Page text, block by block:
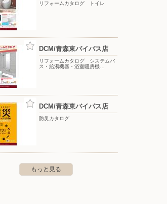
DCM/柏店
〒038-3103 つがる市柏上古川房田145-1
〒030-0948 青森県青森市虹ヶ丘二丁目1番1号
リフォームカタログ トイレ
DCM/青森東バイパス店
リフォームカタログ システムバ
ス・給湯機器・浴室暖房機…
DCM/青森東バイパス店
防災カタログ
もっと見る